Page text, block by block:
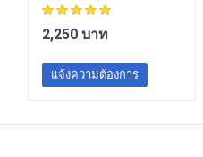
2,250 บาท
แจ้งความต้องการ